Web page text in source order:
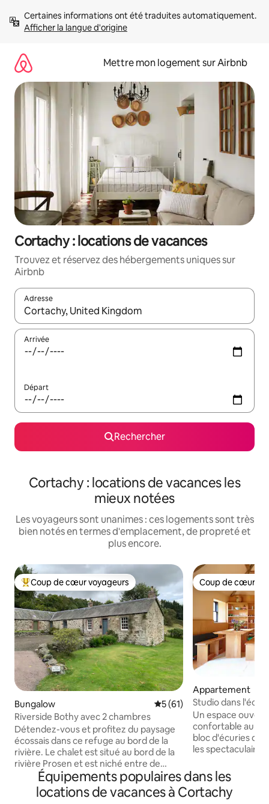
directement
Afficher la langue d'origine
Mettre mon logement sur Airbnb
Cortachy : locations de vacances
Trouvez et réservez des hébergements uniques sur
Airbnb
Adresse
Lorsque les résultats s'affichent, utilisez les flèches vers le
Arrivée
Départ
Rechercher
Cortachy : locations de vacances les
mieux notées
Les voyageurs sont unanimes : ces logements sont très
bien notés en termes d'emplacement, de propreté et
plus encore.
Coups de cœur voyageurs les plus appréciés
Coup de cœur voyageurs
Bungalow Évaluation moyenne sur la
5 (61)
Riverside Bothy avec 2 chambres
Détendez-vous et profitez du paysage
écossais dans ce refuge au bord de la
rivière. Le chalet est situé au bord de la
rivière Prosen et est niché entre de
belles collines et des bois. 2 chambres
récemment rénovées peuvent accueillir
4 personnes qui peuvent se sentir
Coup de cœur
Coup de cœur
Appartement
Studio dans
Un espace
confortable au
bloc d'écuries du
les
sensation
Tout ici est fait
Douglas, y
Équipements populaires dans les
locations de vacances à Cortachy